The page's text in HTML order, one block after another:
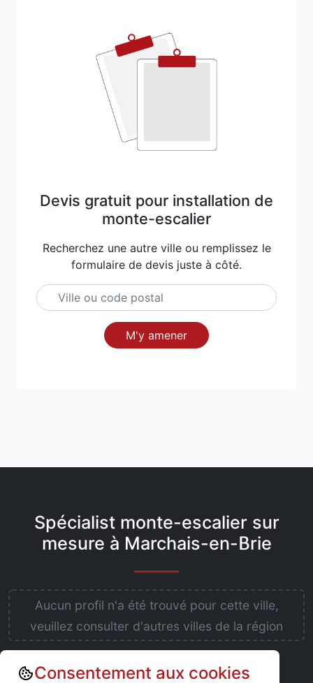
Devis gratuit pour installation de
monte-escalier
Recherchez une autre ville ou remplissez le
formulaire de devis juste à côté.
M'y amener
Spécialist monte-escalier sur
mesure à Marchais-en-Brie
Aucun profil n'a été trouvé pour cette ville,
veuillez consulter d'autres villes de la région
Consentement aux cookies